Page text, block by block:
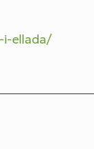
i-ellada/